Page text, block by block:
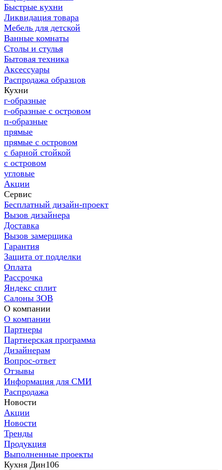
Быстрые кухни
Ликвидация товара
Мебель для детской
Ванные комнаты
Столы и стулья
Бытовая техника
Аксессуары
Распродажа образцов
Кухни
г-образные
г-образные с островом
п-образные
прямые
прямые с островом
с барной стойкой
с островом
угловые
Акции
Сервис
Бесплатный дизайн-проект
Вызов дизайнера
Доставка
Вызов замерщика
Гарантия
Защита от подделки
Оплата
Рассрочка
Яндекс сплит
Салоны ЗОВ
О компании
О компании
Партнеры
Партнерская программа
Дизайнерам
Вопрос-ответ
Отзывы
Информация для СМИ
Распродажа
Новости
Акции
Новости
Тренды
Продукция
Выполненные проекты
Кухня Дин106